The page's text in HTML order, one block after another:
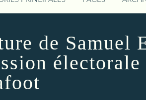
de Samuel
électorale